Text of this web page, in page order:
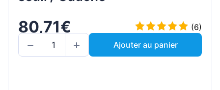
80,71€
(6)
Ajouter au panier